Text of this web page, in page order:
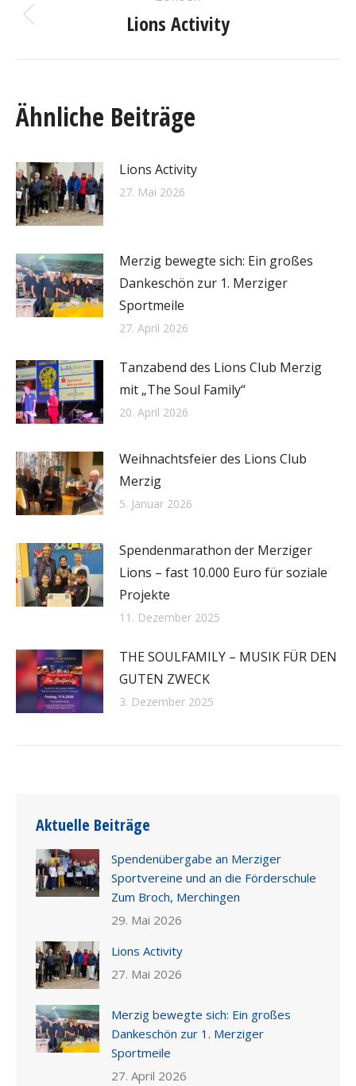
Vorheriger
Lions Activity
Ähnliche Beiträge
Lions Activity
27. Mai 2026
Merzig bewegte sich: Ein großes
Dankeschön zur 1. Merziger
Sportmeile
27. April 2026
Tanzabend des Lions Club Merzig
mit „The Soul Family“
20. April 2026
Weihnachtsfeier des Lions Club
Merzig
5. Januar 2026
Spendenmarathon der Merziger
Lions – fast 10.000 Euro für soziale
Projekte
11. Dezember 2025
THE SOULFAMILY – MUSIK FÜR DEN
GUTEN ZWECK
3. Dezember 2025
Aktuelle Beiträge
Spendenübergabe an Merziger
Sportvereine und an die Förderschule
Zum Broch, Merchingen
29. Mai 2026
Lions Activity
27. Mai 2026
Merzig bewegte sich: Ein großes
Dankeschön zur 1. Merziger
Sportmeile
27. April 2026